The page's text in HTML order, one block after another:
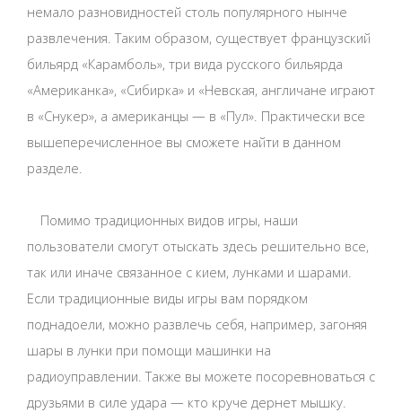
немало разновидностей столь популярного нынче
развлечения. Таким образом, существует французский
бильярд «Карамболь», три вида русского бильярда
«Американка», «Сибирка» и «Невская, англичане играют
в «Снукер», а американцы — в «Пул». Практически все
вышеперечисленное вы сможете найти в данном
разделе.
Помимо традиционных видов игры, наши
пользователи смогут отыскать здесь решительно все,
так или иначе связанное с кием, лунками и шарами.
Если традиционные виды игры вам порядком
поднадоели, можно развлечь себя, например, загоняя
шары в лунки при помощи машинки на
радиоуправлении. Также вы можете посоревноваться с
друзьями в силе удара — кто круче дернет мышку.